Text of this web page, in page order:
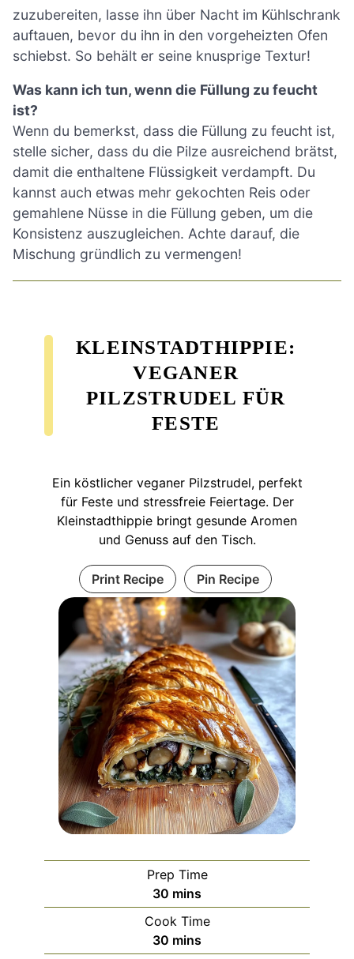
zuzubereiten, lasse ihn über Nacht im Kühlschrank
auftauen, bevor du ihn in den vorgeheizten Ofen
schiebst. So behält er seine knusprige Textur!
Was kann ich tun, wenn die Füllung zu feucht
ist?
Wenn du bemerkst, dass die Füllung zu feucht ist,
stelle sicher, dass du die Pilze ausreichend brätst,
damit die enthaltene Flüssigkeit verdampft. Du
kannst auch etwas mehr gekochten Reis oder
gemahlene Nüsse in die Füllung geben, um die
Konsistenz auszugleichen. Achte darauf, die
Mischung gründlich zu vermengen!
KLEINSTADTHIPPIE:
VEGANER
PILZSTRUDEL FÜR
FESTE
Ein köstlicher veganer Pilzstrudel, perfekt
für Feste und stressfreie Feiertage. Der
Kleinstadthippie bringt gesunde Aromen
und Genuss auf den Tisch.
Print Recipe Pin Recipe
Prep Time
30 minutes
mins
Cook Time
30 minutes
mins